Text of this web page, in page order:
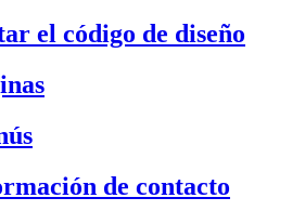
el código de diseño
de contacto